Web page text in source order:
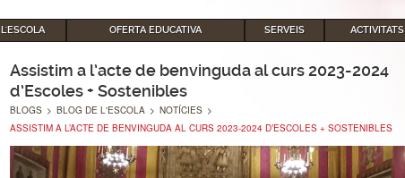
L'ESCOLA OFERTA EDUCATIVA SERVEIS ACTIVITATS
Assistim a l’acte de benvinguda al curs 2023-2024
d’Escoles + Sostenibles
BLOGS > BLOG DE L'ESCOLA > NOTÍCIES >
ASSISTIM A L’ACTE DE BENVINGUDA AL CURS 2023-2024 D’ESCOLES + SOSTENIBLES